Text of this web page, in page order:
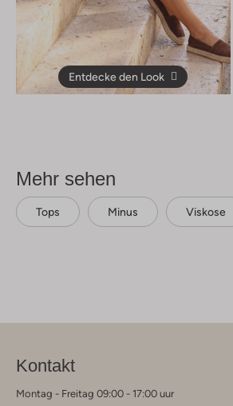
Entdecke den Look
Mehr sehen
Tops Minus Viskose
Kontakt
Montag - Freitag 09:00 - 17:00 uur